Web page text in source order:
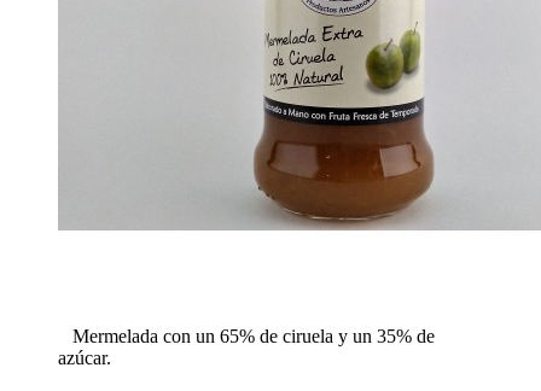
Mermelada con un 65% de ciruela y un 35% de
azúcar.